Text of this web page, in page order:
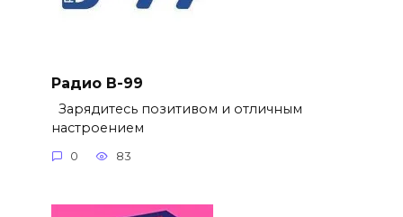
Радио В-99
Зарядитесь позитивом и отличным
настроением
0 83